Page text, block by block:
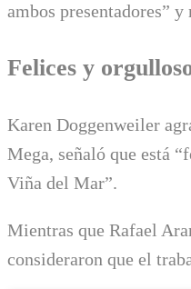
ambos presentadores”
Felices y
Karen Doggenweiler
Mega, señaló que está
Viña del Mar”.
Mientras que Rafael
consideraron que el